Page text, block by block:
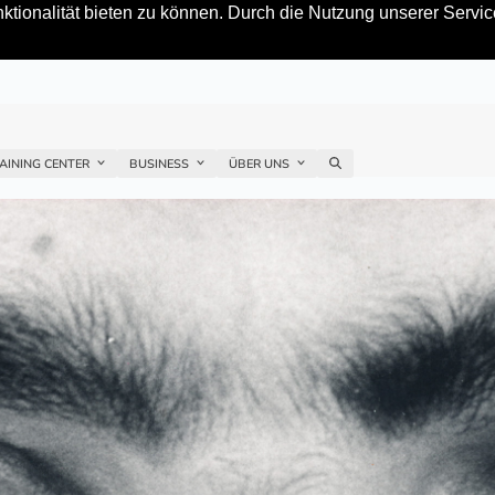
bieten zu können. Durch die Nutzung unserer
CENTER BUSINESS ÜBER UNS